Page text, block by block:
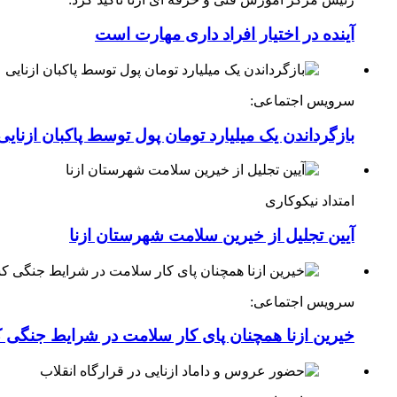
آینده در اختیار افراد داری مهارت است
سرویس اجتماعی:
بازگرداندن یک میلیارد تومان پول توسط پاکبان
امتداد نیکوکاری
آیین تجلیل از خیرین سلامت شهرستان ازنا
سرویس اجتماعی:
خیرین ازنا همچنان پای کار سلامت در شرایط